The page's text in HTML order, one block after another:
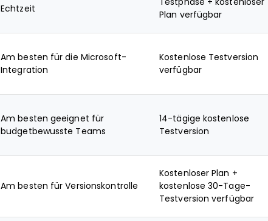
Echtzeit
Plan verfügbar
Am besten für die Microsoft-
Integration
Kostenlose Testversion
verfügbar
Am besten geeignet für
budgetbewusste Teams
14-tägige kostenlose
Testversion
Am besten für Versionskontrolle
Kostenloser Plan +
kostenlose 30-Tage-
Testversion verfügbar